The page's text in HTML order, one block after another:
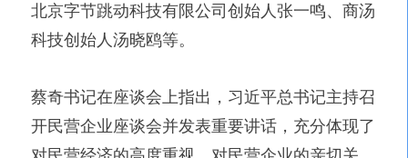
北京字节跳动科技有限公司创始人张一鸣、商汤
科技创始人汤晓鸥等。
蔡奇书记在座谈会上指出，习近平总书记主持召
开民营企业座谈会并发表重要讲话，充分体现了